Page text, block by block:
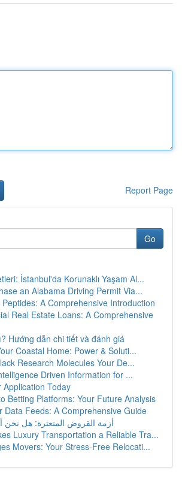
Report Page
Go
İstanbul'da Korunaklı Yaşam Al...
an Alabama Driving Permit Via...
A Comprehensive Introduction
Real Estate Loans: A Comprehensive
Hướng dẫn chi tiết và đánh giá
Coastal Home: Power & Soluti...
Research Molecules Your De...
Driven Information for ...
Application Today
Betting Platforms: Your Future Analysis
Data Feeds: A Comprehensive Guide
أزمة القروض المتعثرة: هل نحن
Luxury Transportation a Reliable Tra...
Movers: Your Stress-Free Relocati...